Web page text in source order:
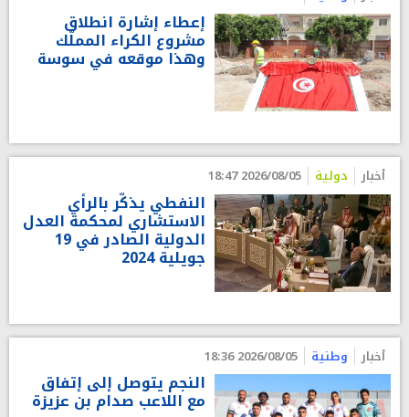
إعطاء إشارة انطلاق
مشروع الكراء المملّك
وهذا موقعه في سوسة
أخبار دولية 2026/08/05 18:47
النفطي يذكّر بالرأي
الاستشاري لمحكمة العدل
الدولية الصادر في 19
جويلية 2024
أخبار وطنية 2026/08/05 18:36
النجم يتوصل إلى إتفاق
مع اللاعب صدام بن عزيزة